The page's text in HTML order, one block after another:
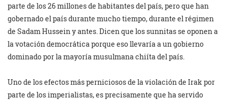
parte de los 26 millones de habitantes del país, pero que han
gobernado el país durante mucho tiempo, durante el régimen
de Sadam Hussein y antes. Dicen que los sunnitas se oponen a
la votación democrática porque eso llevaría a un gobierno
dominado por la mayoría musulmana chiíta del país.
Uno de los efectos más perniciosos de la violación de Irak por
parte de los imperialistas, es precisamente que ha servido